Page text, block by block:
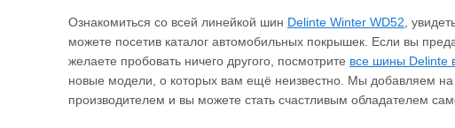
Ознакомиться со всей линейкой шин Delinte Winter WD52 ,
можете посетив каталог автомобильных покрышек. Если вы
желаете пробовать ничего другого, посмотрите все шины Delinte
новые модели, о которых вам ещё неизвестно. Мы добавляем
производителем и вы можете стать счастливым обладателем